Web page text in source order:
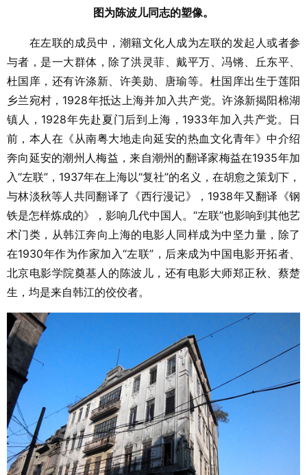
图为陈波儿同志的塑像。
在左联的成员中，潮籍文化人成为左联的发起人或者参
与者，是一大群体，除了洪灵菲、戴平万、冯锵、丘东平、
杜国庠，还有许涤新、许美勋、唐瑜等。杜国庠出生于莲阳
乡兰宛村，1928年抵达上海并加入共产党。许涤新揭阳棉湖
镇人，1928年先赴夏门后到上海，1933年加入共产党。日
前，本人在《从南粤大地走向延安的热血文化青年》中介绍
奔向延安的潮州人梅益，来自潮州的翻译家梅益在1935年加
入“左联”，1937年在上海以“复社”的名义，在胡愈之策划下，
与林淡秋等人共同翻译了《西行漫记》，1938年又翻译《钢
铁是怎样炼成的》，影响几代中国人。“左联”也影响到其他艺
术门类，从韩江奔向上海的电影人同样成为中坚力量，除了
在1930年作为作家加入“左联”，后来成为中国电影开拓者、
北京电影学院奠基人的陈波儿，还有电影大师郑正秋、蔡楚
生，均是来自韩江的佼佼者。